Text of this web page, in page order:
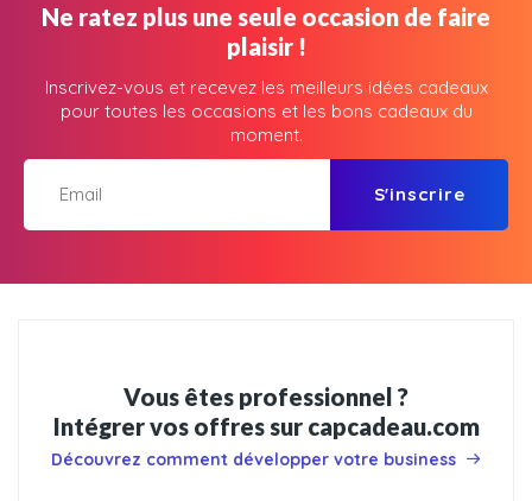
Ne ratez plus une seule occasion de faire
plaisir !
Inscrivez-vous et recevez les meilleurs idées cadeaux
pour toutes les occasions et les bons cadeaux du
moment.
S'inscrire
Vous êtes professionnel ?
Intégrer vos offres sur capcadeau.com
Découvrez comment développer votre business